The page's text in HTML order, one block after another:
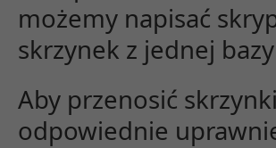
możemy napisać
skrzynek z jednej
Aby przenosić
odpowiednie